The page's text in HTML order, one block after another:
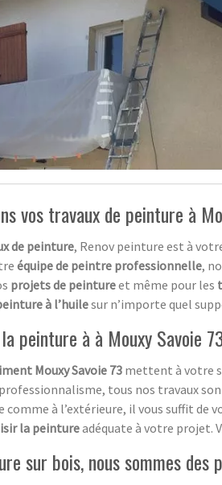
vos travaux de peinture à
de peinture, Renov peinture est à
équipe de peintre professionnelle,
projets de peintureet même pour les
à l’huilesur n’importe quel
peinture à à Mouxy Savoie
Mouxy Savoie 73 mettent à votre
tous nos travaux
comme à l’extérieure, il vous suffit de
la peintureadéquate à votre projet.
sur bois, nous sommes des